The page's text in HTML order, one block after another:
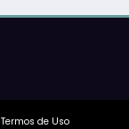
Termos de Uso